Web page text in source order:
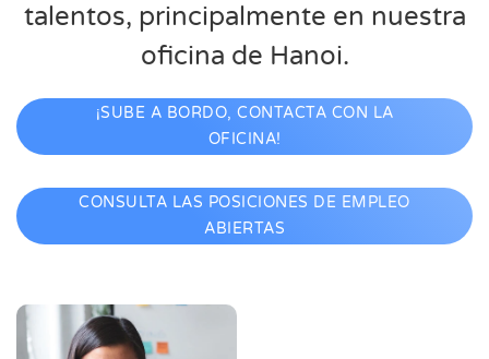
talentos, principalmente en nuestra
oficina de Hanoi.
¡SUBE A BORDO, CONTACTA CON LA
OFICINA!
CONSULTA LAS POSICIONES DE EMPLEO
ABIERTAS